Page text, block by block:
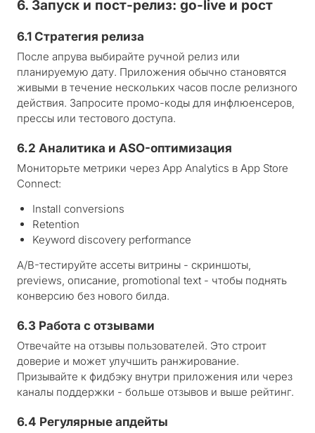
6. Запуск и пост-релиз: go-live и рост
6.1 Стратегия релиза
После апрува выбирайте ручной релиз или
планируемую дату. Приложения обычно становятся
живыми в течение нескольких часов после релизного
действия. Запросите промо-коды для инфлюенсеров,
прессы или тестового доступа.
6.2 Аналитика и ASO-оптимизация
Мониторьте метрики через App Analytics в App Store
Connect:
Install conversions
Retention
Keyword discovery performance
A/B-тестируйте ассеты витрины - скриншоты,
previews, описание, promotional text - чтобы поднять
конверсию без нового билда.
6.3 Работа с отзывами
Отвечайте на отзывы пользователей. Это строит
доверие и может улучшить ранжирование.
Призывайте к фидбэку внутри приложения или через
каналы поддержки - больше отзывов и выше рейтинг.
6.4 Регулярные апдейты